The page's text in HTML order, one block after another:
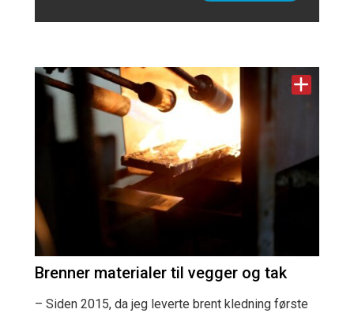
Brenner materialer til vegger og tak
– Siden 2015, da jeg leverte brent kledning første